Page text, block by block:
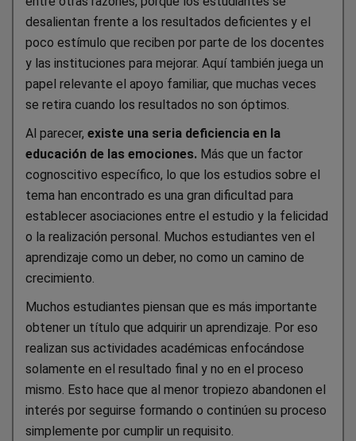
desalientan frente a los resultados deficientes y el
poco estímulo que reciben por parte de los docentes
y las instituciones para mejorar. Aquí también juega un
papel relevante el apoyo familiar, que muchas veces
se retira cuando los resultados no son óptimos.
Al parecer, existe una seria deficiencia en la
educación de las emociones. Más que un factor
cognoscitivo específico, lo que los estudios sobre el
tema han encontrado es una gran dificultad para
establecer asociaciones entre el estudio y la felicidad
o la realización personal. Muchos estudiantes ven el
aprendizaje como un deber, no como un camino de
crecimiento.
Muchos estudiantes piensan que es más importante
obtener un título que adquirir un aprendizaje. Por eso
realizan sus actividades académicas enfocándose
solamente en el resultado final y no en el proceso
mismo. Esto hace que al menor tropiezo abandonen el
interés por seguirse formando o continúen su proceso
simplemente por cumplir un requisito.